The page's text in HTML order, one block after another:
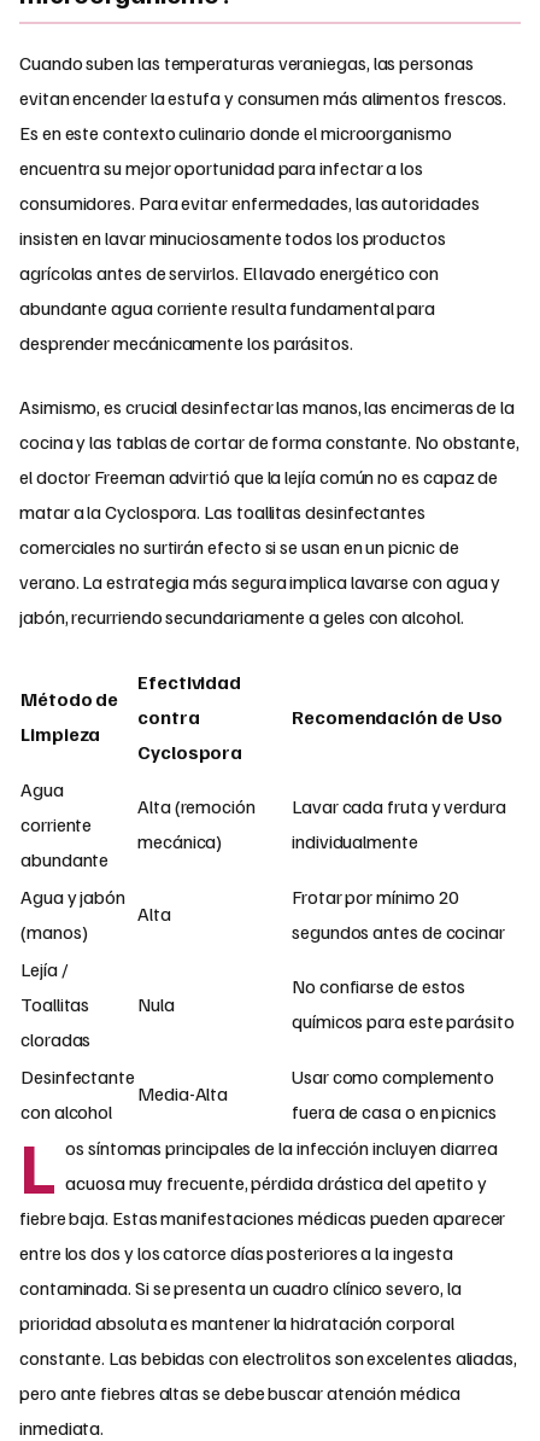
Cuando suben las temperaturas veraniegas, las personas
evitan encender la estufa y consumen más alimentos frescos.
Es en este contexto culinario donde el microorganismo
encuentra su mejor oportunidad para infectar a los
consumidores. Para evitar enfermedades, las autoridades
insisten en lavar minuciosamente todos los productos
agrícolas antes de servirlos. El lavado energético con
abundante agua corriente resulta fundamental para
desprender mecánicamente los parásitos.
Asimismo, es crucial desinfectar las manos, las encimeras de la
cocina y las tablas de cortar de forma constante. No obstante,
el doctor Freeman advirtió que la lejía común no es capaz de
matar a la Cyclospora. Las toallitas desinfectantes
comerciales no surtirán efecto si se usan en un picnic de
verano. La estrategia más segura implica lavarse con agua y
jabón, recurriendo secundariamente a geles con alcohol.
Método de
Limpieza
Efectividad
contra
Cyclospora
Recomendación de Uso
Agua
corriente
abundante
Alta (remoción
mecánica)
Lavar cada fruta y verdura
individualmente
Agua y jabón
(manos)
Alta
Frotar por mínimo 20
segundos antes de cocinar
Lejía /
Toallitas
cloradas
Nula
No confiarse de estos
químicos para este parásito
Desinfectante
con alcohol
Media-Alta
Usar como complemento
fuera de casa o en picnics
L os síntomas principales de la infección incluyen diarrea
acuosa muy frecuente, pérdida drástica del apetito y
fiebre baja. Estas manifestaciones médicas pueden aparecer
entre los dos y los catorce días posteriores a la ingesta
contaminada. Si se presenta un cuadro clínico severo, la
prioridad absoluta es mantener la hidratación corporal
constante. Las bebidas con electrolitos son excelentes aliadas,
pero ante fiebres altas se debe buscar atención médica
inmediata.